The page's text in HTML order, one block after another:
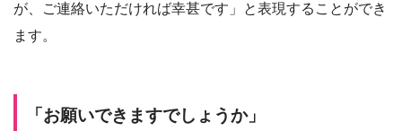
が、ご連絡いただければ幸甚です」と表現することができ
ます。
「お願いできますでしょうか」